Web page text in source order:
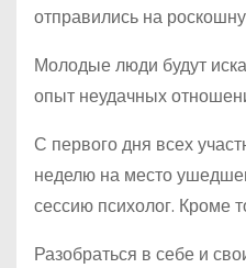
отправились на
Молодые люди будут
опыт неудачных
С первого дня всех
неделю на место
сессию психолог. Кроме
Разобраться в себе и